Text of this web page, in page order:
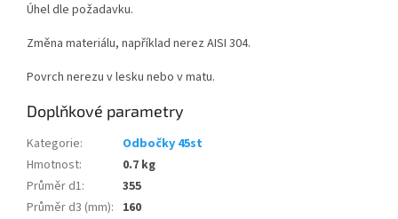
Úhel dle požadavku.
Změna materiálu, například nerez AISI 304.
Povrch nerezu v lesku nebo v matu.
Doplňkové parametry
Kategorie:
Odbočky 45st
Hmotnost:
0.7 kg
Průměr d1:
355
Průměr d3 (mm): 160